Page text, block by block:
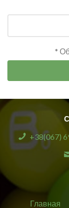
*
+38(067)
Главная